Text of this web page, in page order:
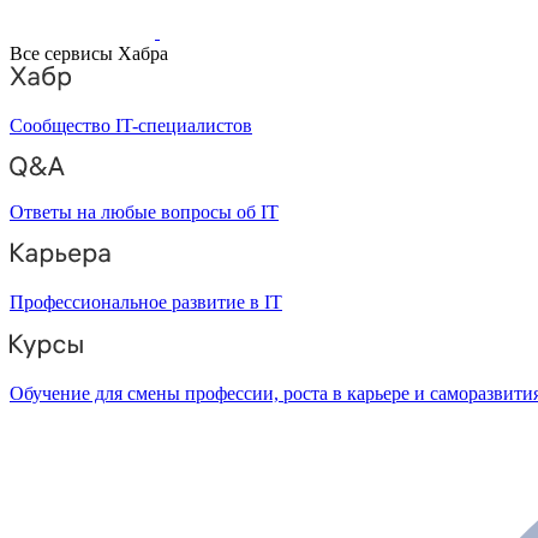
Все сервисы Хабра
Сообщество IT-специалистов
Ответы на любые вопросы об IT
Профессиональное развитие в IT
Обучение для смены профессии, роста в карьере и